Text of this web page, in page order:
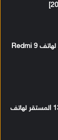
تحميل تحديث MIUI 12.5 الرسمي لهاتف Redmi 9
تحميل تحديث MIUI 14 وأندرويد 13 المستقر لهاتف